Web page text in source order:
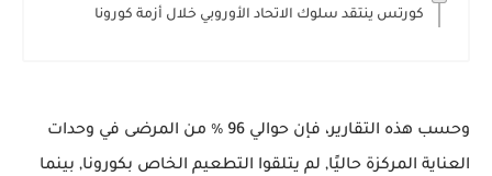
كورتس ينتقد سلوك الاتحاد الأوروبي خلال أزمة كورونا
وحسب هذه التقارير، فإن حوالي 96 ٪ من المرضى في وحدات
العناية المركزة حاليًا, لم يتلقوا التطعيم الخاص بكورونا, بينما